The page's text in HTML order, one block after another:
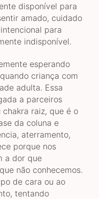
disponível para
amado, cuidado
para
indisponível.
esperando
criança com
adulta. Essa
a parceiros
raiz, que é o
da coluna e
aterramento,
porque nos
a dor que
não conhecemos.
de cara ou ao
tentando